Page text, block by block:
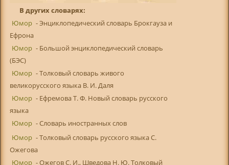
В других словарях:
Юмор - Энциклопедический словарь Брокгауза и
Ефрона
Юмор - Большой энциклопедический словарь
(БЭС)
Юмор - Толковый словарь живого
великорусского языка В. И. Даля
Юмор - Ефремова Т. Ф. Новый словарь русского
языка
Юмор - Словарь иностранных слов
Юмор - Толковый словарь русского языка С.
Ожегова
Юмор - Ожегов С. И., Шведова Н. Ю. Толковый